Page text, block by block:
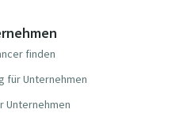
finden
für Unternehmen
Unternehmen